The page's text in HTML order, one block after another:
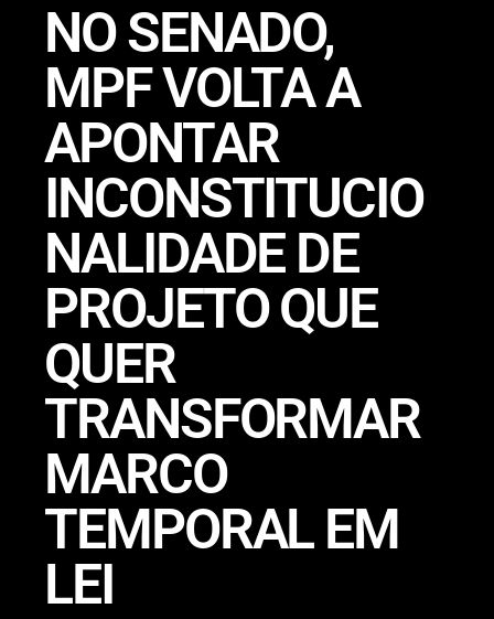
NO SENADO,
MPF VOLTA A
APONTAR
INCONSTITUCIO
NALIDADE DE
PROJETO QUE
QUER
TRANSFORMAR
MARCO
TEMPORAL EM
LEI